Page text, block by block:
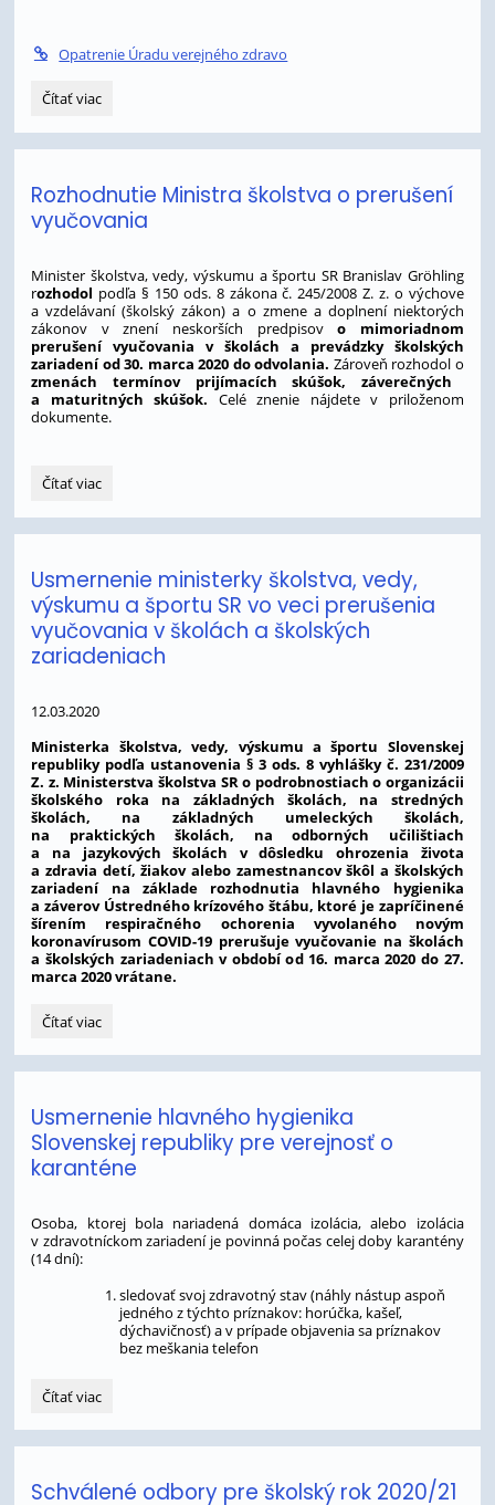
Opatrenie Úradu verejného zdravo
Maturitné
prijímacie
Čítať viac
Rozhodnutie Ministra školstva o prerušení
vyučovania
Minister školstva, vedy, výskumu a športu SR Branislav Gröhling
rozhodol podľa § 150 ods. 8 zákona č. 245/2008 Z. z. o výchove
a vzdelávaní (školský zákon) a o zmene a doplnení niektorých
zákonov v znení neskorších predpisovo mimoriadnom
prerušení vyučovania v školách a prevádzky školských
zariadení od 30. marca 2020 do odvolania. Zároveň rozhodol o
zmenách termínov prijímacích skúšok, záverečných
a maturitných skúšok. Celé znenie nájdete v priloženom
dokumente.
Rozhodnutie
školstva
vyučovania
:
Čítať viac
Usmernenie ministerky školstva, vedy,
výskumu a športu SR vo veci prerušenia
vyučovania v školách a školských
zariadeniach
12.03.2020
Ministerka školstva, vedy, výskumu a športu Slovenskej
republiky podľa ustanovenia § 3 ods. 8 vyhlášky č. 231/2009
Z. z. Ministerstva školstva SR o podrobnostiach o organizácii
školského roka na základných školách, na stredných
školách, na základných umeleckých školách,
na praktických školách, na odborných učilištiach
a na jazykových školách v dôsledku ohrozenia života
a zdravia detí, žiakov alebo zamestnancov škôl a školských
zariadení na základe rozhodnutia hlavného hygienika
a záverov Ústredného krízového štábu, ktoré je zapríčinené
šírením respiračného ochorenia vyvolaného novým
koronavírusom COVID-19 prerušuje vyučovanie na školách
a školských zariadeniach v období od 16. marca 2020 do 27.
marca 2020 vrátane.
Usmernenie
školstva,
a
športu
SR
vo
prerušenia
vyučovania
v
zariadeniach:
Čítať viac
Usmernenie hlavného hygienika
Slovenskej republiky pre verejnosť o
karanténe
Osoba, ktorej bola nariadená domáca izolácia, alebo izolácia
v zdravotníckom zariadení je povinná počas celej doby karantény
(14 dní):
sledovať svoj zdravotný stav (náhly nástup aspoň
jedného z týchto príznakov: horúčka, kašeľ,
dýchavičnosť) a v prípade objavenia sa príznakov
bez meškania telefon
Usmernenie
hygienika
pre
Čítať viac
Schválené odbory pre školský rok 2020/21